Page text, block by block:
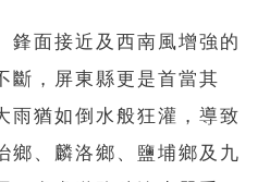
鋒面接近及西南風增強的
斷，屏東縣更是首當其
雨猶如倒水般狂灌，導致
鄉、麟洛鄉、鹽埔鄉及九